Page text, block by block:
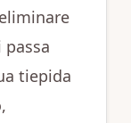
tiepida